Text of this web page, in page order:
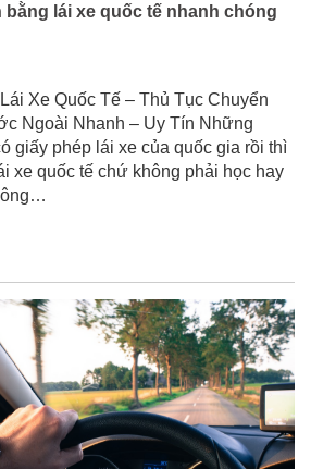
bằng lái xe quốc tế nhanh chóng
Xe Quốc Tế – Thủ Tục Chuyển
Ngoài Nhanh – Uy Tín Những
giấy phép lái xe của quốc gia rồi thì
xe quốc tế chứ không phải học hay